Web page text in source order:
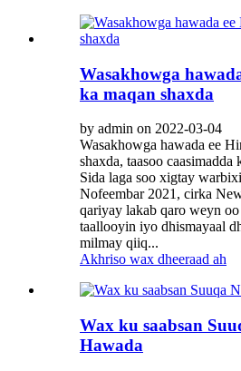
Wasakhowga
ka maqan shaxda
by admin on 2022-03-04
Wasakhowga hawada ee
shaxda, taasoo caasimadda
Sida laga soo xigtay
Nofeembar 2021, cirka
qariyay lakab qaro weyn
taallooyin iyo dhismayaal
milmay qiiq...
Akhriso wax dheeraad ah
Wax ku saabsan
Hawada